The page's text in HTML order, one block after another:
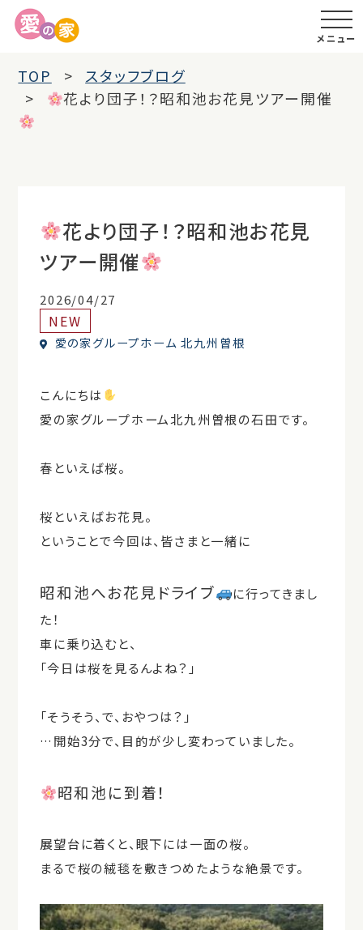
メニュー
TOP
スタッフブログ
花より団子！？昭和池お花見ツアー開催
花より団子！？昭和池お花見
ツアー開催
2026/04/27
NEW
愛の家グループホーム 北九州曽根
こんにちは
愛の家グループホーム北九州曽根の石田です。
春といえば桜。
桜といえばお花見。
ということで今回は、皆さまと一緒に
昭和池へお花見ドライブ
に行ってきまし
た！
車に乗り込むと、
「今日は桜を見るんよね？」
「そうそう、で、おやつは？」
…開始3分で、目的が少し変わっていました。
昭和池に到着！
展望台に着くと、眼下には一面の桜。
まるで桜の絨毯を敷きつめたような絶景です。